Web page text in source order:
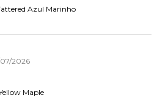
Azul Marinho
07/2026
Maple